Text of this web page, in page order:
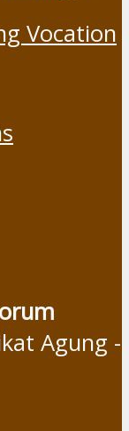
Vocation
Agung -